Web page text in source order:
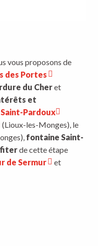
vous proposons de
des Portes
du Cheret
et
Pardoux
(Lioux-les-Monges), le
fontaine Saint-
de cette étape
de Sermur
et